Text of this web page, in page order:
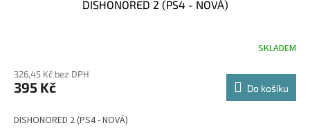
DISHONORED 2 (PS4 - NOVÁ)
SKLADEM
326,45 Kč bez DPH
395 Kč Do košíku
DISHONORED 2 (PS4 - NOVÁ)